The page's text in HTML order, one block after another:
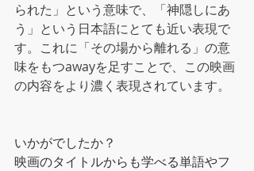
られた」という意味で、「神隠しにあ
う」という日本語にとても近い表現で
す。これに「その場から離れる」の意
味をもつawayを足すことで、この映画
の内容をより濃く表現されています。
いかがでしたか？
映画のタイトルからも学べる単語やフ